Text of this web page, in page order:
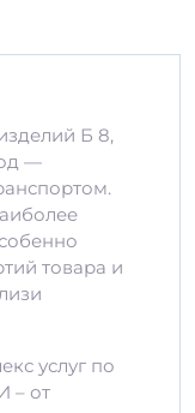
Б 8,
—
товара и
услуг по
– от